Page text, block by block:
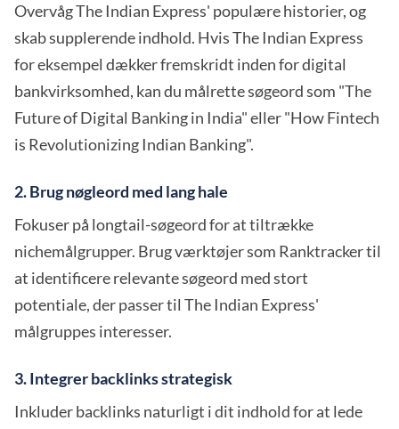
Overvåg The Indian Express' populære historier, og
skab supplerende indhold. Hvis The Indian Express
for eksempel dækker fremskridt inden for digital
bankvirksomhed, kan du målrette søgeord som "The
Future of Digital Banking in India" eller "How Fintech
is Revolutionizing Indian Banking".
2. Brug nøgleord med lang hale
Fokuser på longtail-søgeord for at tiltrække
nichemålgrupper. Brug værktøjer som Ranktracker til
at identificere relevante søgeord med stort
potentiale, der passer til The Indian Express'
målgruppes interesser.
3. Integrer backlinks strategisk
Inkluder backlinks naturligt i dit indhold for at lede